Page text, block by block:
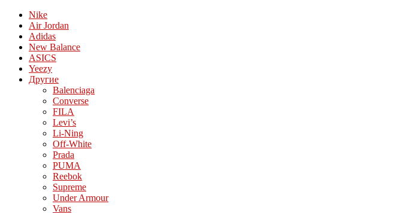
Nike
Air Jordan
Adidas
New Balance
ASICS
Yeezy
Другие
Balenciaga
Converse
FILA
Levi’s
Li-Ning
Off-White
Prada
PUMA
Reebok
Supreme
Under Armour
Vans